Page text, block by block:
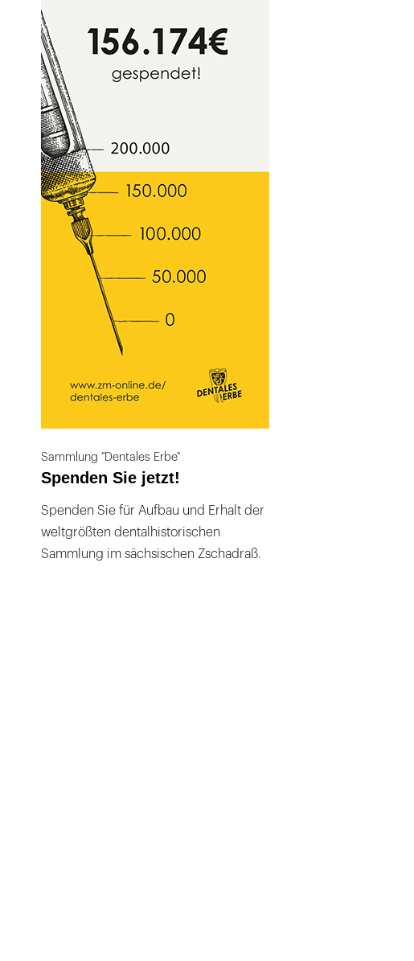
Sammlung "Dentales Erbe"
Spenden Sie jetzt!
Spenden Sie für Aufbau und Erhalt der
weltgrößten dentalhistorischen
Sammlung im sächsischen Zschadraß.